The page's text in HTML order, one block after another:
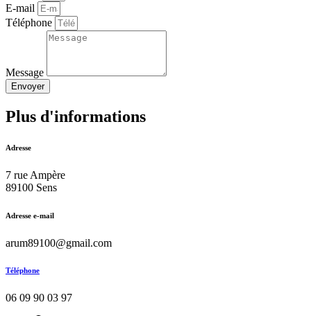
E-mail
Téléphone
Message
Envoyer
Plus d'informations
Adresse
7 rue Ampère
89100 Sens
Adresse e-mail
arum89100@gmail.com
Téléphone
06 09 90 03 97